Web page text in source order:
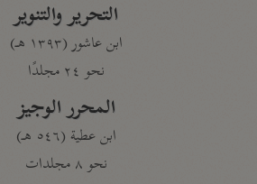
التحرير والتنوير
ابن عاشور (١٣٩٣ هـ)
نحو ٢٤ مجلدًا
المحرر الوجيز
ابن عطية (٥٤٦ هـ)
نحو ٨ مجلدات